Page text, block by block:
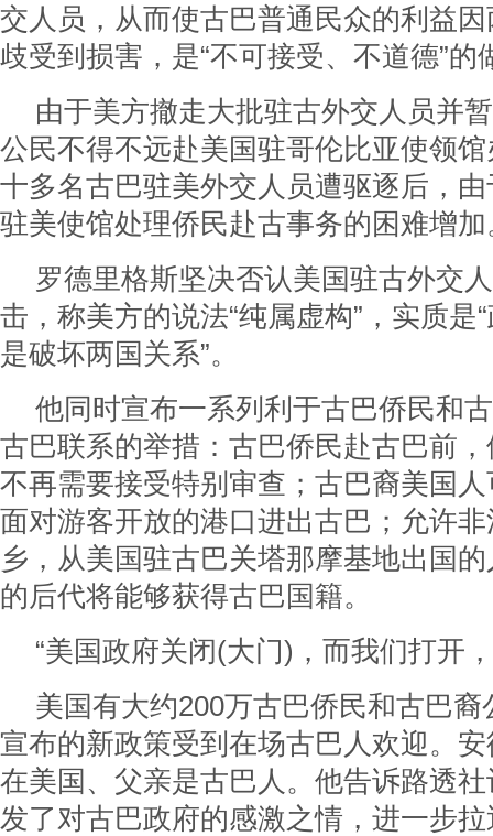
交人员，从而使古巴普通民众的利益
歧受到损害，是“不可接受、不道德”的
由于美方撤走大批驻古外交人员并
公民不得不远赴美国驻哥伦比亚使领
十多名古巴驻美外交人员遭驱逐后，
驻美使馆处理侨民赴古事务的困难增加
罗德里格斯坚决否认美国驻古外交
击，称美方的说法“纯属虚构”，实质是
是破坏两国关系”。
他同时宣布一系列利于古巴侨民和
古巴联系的举措：古巴侨民赴古巴前
不再需要接受特别审查；古巴裔美国
面对游客开放的港口进出古巴；允许
乡，从美国驻古巴关塔那摩基地出国
的后代将能够获得古巴国籍。
“美国政府关闭(大门)，而我们打开
美国有大约200万古巴侨民和古巴
宣布的新政策受到在场古巴人欢迎。
在美国、父亲是古巴人。他告诉路透
发了对古巴政府的感激之情，进一步